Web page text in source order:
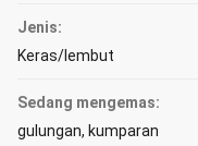
Jenis:
Keras/lembut
Sedang mengemas:
gulungan, kumparan